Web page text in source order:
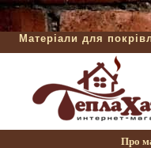
Матеріали для
Про